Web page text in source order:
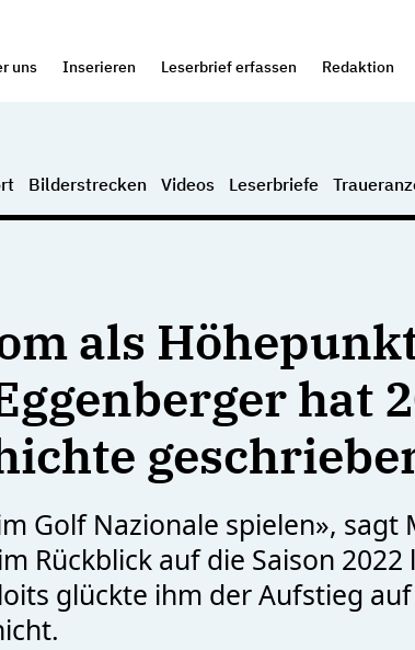
uns Inserieren Leserbrief erfassen Redaktion
Bilderstrecken Videos Leserbriefe
als
hat
Golf Nazionale spielen», sagt
Rückblick auf die Saison 2022
glückte ihm der Aufstieg